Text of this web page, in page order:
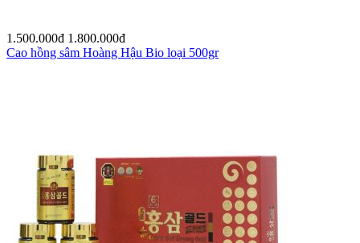
1.500.000đ 1.800.000đ
Cao hồng sâm Hoàng Hậu Bio loại 500gr